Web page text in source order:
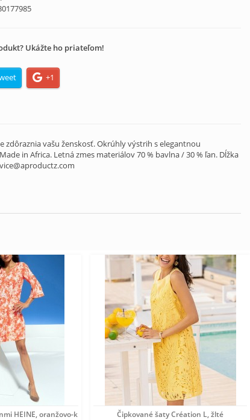
Ukážte ho priateľom!
+1
vašu ženskosť. Okrúhly výstrih s elegantnou
in Africa. Letná zmes materiálov 70 % bavlna / 30 % ľan. Dĺžka
HEINE, oranžovo-krémová Čipkované šaty Création L, žlté